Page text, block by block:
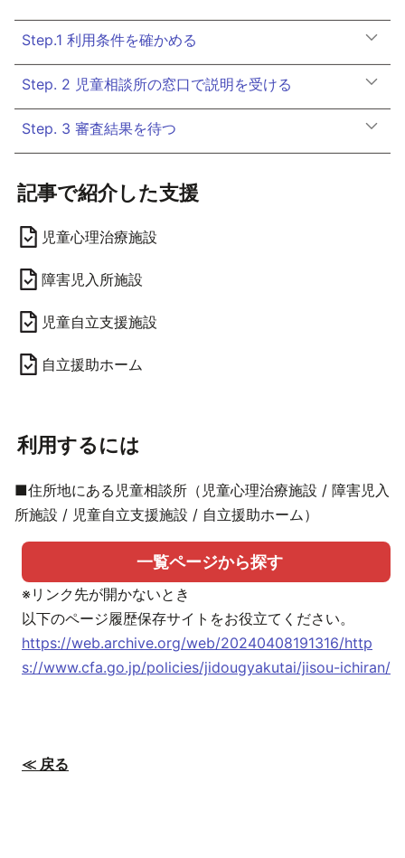
Step.1 利用条件を確かめる
Step. 2 児童相談所の窓口で説明を受ける
Step. 3 審査結果を待つ
記事で紹介した支援
児童心理治療施設
障害児入所施設
児童自立支援施設
自立援助ホーム
利用するには
■住所地にある児童相談所（児童心理治療施設 / 障害児入
所施設 / 児童自立支援施設 / 自立援助ホーム）
一覧ページから探す
※リンク先が開かないとき
以下のページ履歴保存サイトをお役立てください。
https://web.archive.org/web/20240408191316/http
s://www.cfa.go.jp/policies/jidougyakutai/jisou-ichiran/
≪ 戻る